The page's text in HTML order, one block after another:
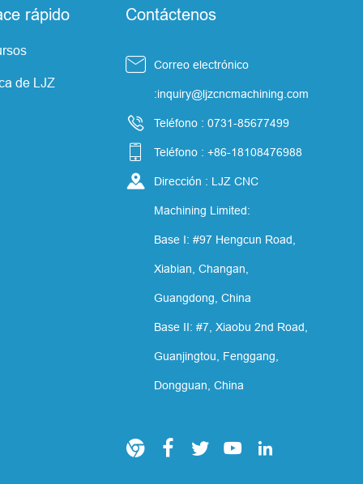
rápido
de LJZ
Contáctenos
 Correo electrónico
:inquiry@ljzcncmachining.com
 Teléfono : 0731-85677499
 Teléfono : +86-18108476988
 Dirección : LJZ CNC
Machining Limited:
Base I: #97 Hengcun Road,
Xiabian, Changan,
Guangdong, China
Base II: #7, Xiaobu 2nd Road,
Guanjingtou, Fenggang,
Dongguan, China
    